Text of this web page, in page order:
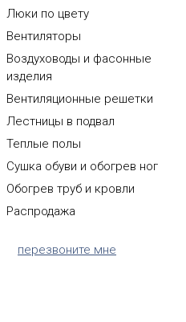
Люки по цвету
Вентиляторы
Воздуховоды и фасонные
изделия
Вентиляционные решетки
Лестницы в подвал
Теплые полы
Сушка обуви и обогрев ног
Обогрев труб и кровли
Распродажа
перезвоните мне